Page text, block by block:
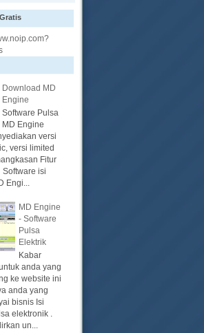
Download MD
Engine
Software Pulsa
MD Engine
versi
versi limited
Fitur
isi
Engi...
MD Engine
- Software
Pulsa
Elektrik
Kabar
anda yang
ke website ini
anda yang
bisnis Isi
elektronik .
un...